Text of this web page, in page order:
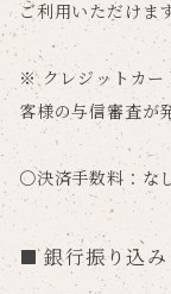
ご利用いただけます
※ クレジットカー
客様の与信審査が
〇決済手数料：な
銀行振り込み